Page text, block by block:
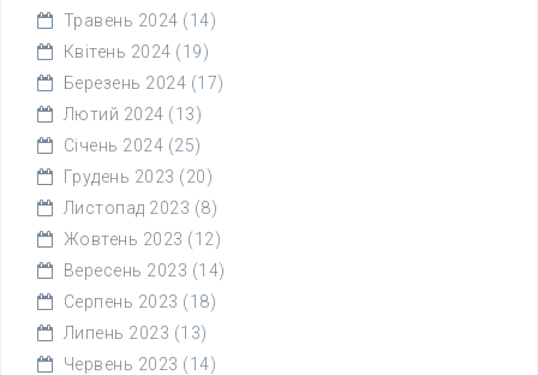
Травень 2024 (14)
Квітень 2024 (19)
Березень 2024 (17)
Лютий 2024 (13)
Січень 2024 (25)
Грудень 2023 (20)
Листопад 2023 (8)
Жовтень 2023 (12)
Вересень 2023 (14)
Серпень 2023 (18)
Липень 2023 (13)
Червень 2023 (14)